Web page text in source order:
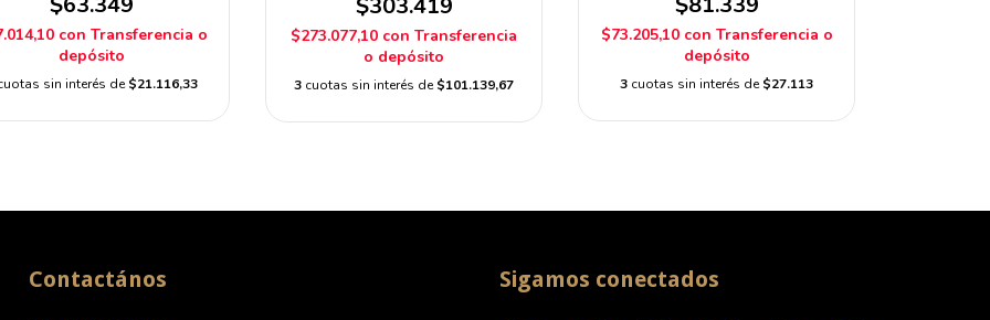
con Transferencia o
depósito
sin interés de$21.116,33
$273.077,10 con Transferencia
o depósito
3 cuotas sin interés de$101.139,67
$73.205,10 con Transferencia o
depósito
3 cuotas sin interés de$27.113
Contactános Sigamos conectados